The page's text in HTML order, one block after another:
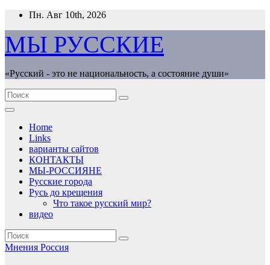
Перейти
содержимому
Пн. Авг 10th, 2026
МЫ РУССКИЕ
«Русский - это не национальность, а состояние души»
Home
Links
варианты сайтов
КОНТАКТЫ
МЫ-РОССИЯНЕ
Русские города
Русь до крещения
Что такое русский мир?
видео
Мнения Россия